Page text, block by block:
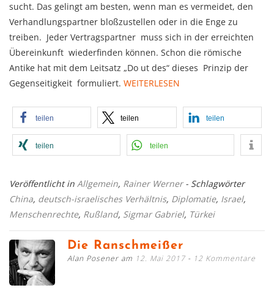
sucht. Das gelingt am besten, wenn man es vermeidet, den
Verhandlungspartner bloßzustellen oder in die Enge zu
treiben. Jeder Vertragspartner muss sich in der erreichten
Übereinkunft wiederfinden können. Schon die römische
Antike hat mit dem Leitsatz „Do ut des“ dieses Prinzip der
Gegenseitigkeit formuliert. WEITERLESEN
teilen teilen teilen
teilen teilen
Veröffentlicht in Allgemein, Rainer Werner - Schlagwörter
China, deutsch-israelisches Verhältnis, Diplomatie, Israel,
Menschenrechte, Rußland, Sigmar Gabriel, Türkei
Die Ranschmeißer
Alan Posener am 12. Mai 2017 12 Kommentare